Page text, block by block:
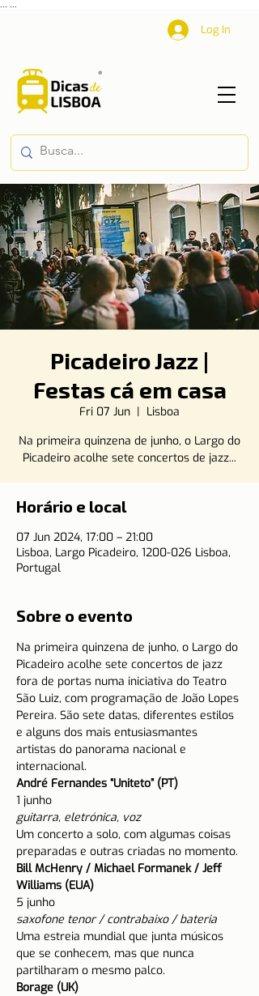
Log In
Picadeiro Jazz |
Festas cá em casa
Fri 07 Jun
  |
Lisboa
Na primeira quinzena de junho, o Largo do
Picadeiro acolhe sete concertos de jazz...
Horário e local
07 Jun 2024, 17:00 – 21:00
Lisboa, Largo Picadeiro, 1200-026 Lisboa,
Portugal
Sobre o evento
Na primeira quinzena de junho, o Largo do
Picadeiro acolhe sete concertos de jazz
fora de portas numa iniciativa do Teatro
São Luiz, com programação de João Lopes
Pereira. São sete datas, diferentes estilos
e alguns dos mais entusiasmantes
artistas do panorama nacional e
internacional.
André Fernandes “Uniteto” (PT)
guitarra, eletrónica, voz
Um concerto a solo, com algumas coisas
preparadas e outras criadas no momento.
Bill McHenry / Michael Formanek / Jeff
Williams (EUA)
saxofone tenor / contrabaixo / bateria
Uma estreia mundial que junta músicos
que se conhecem, mas que nunca
partilharam o mesmo palco.
Borage (UK)